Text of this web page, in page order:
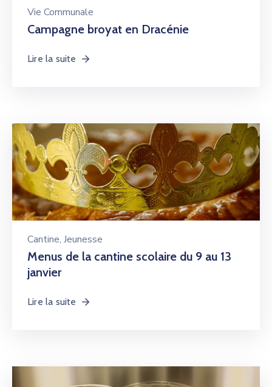
Vie Communale
Campagne broyat en Dracénie
Lire la suite
Cantine‚ Jeunesse
Menus de la cantine scolaire du 9 au 13
janvier
Lire la suite